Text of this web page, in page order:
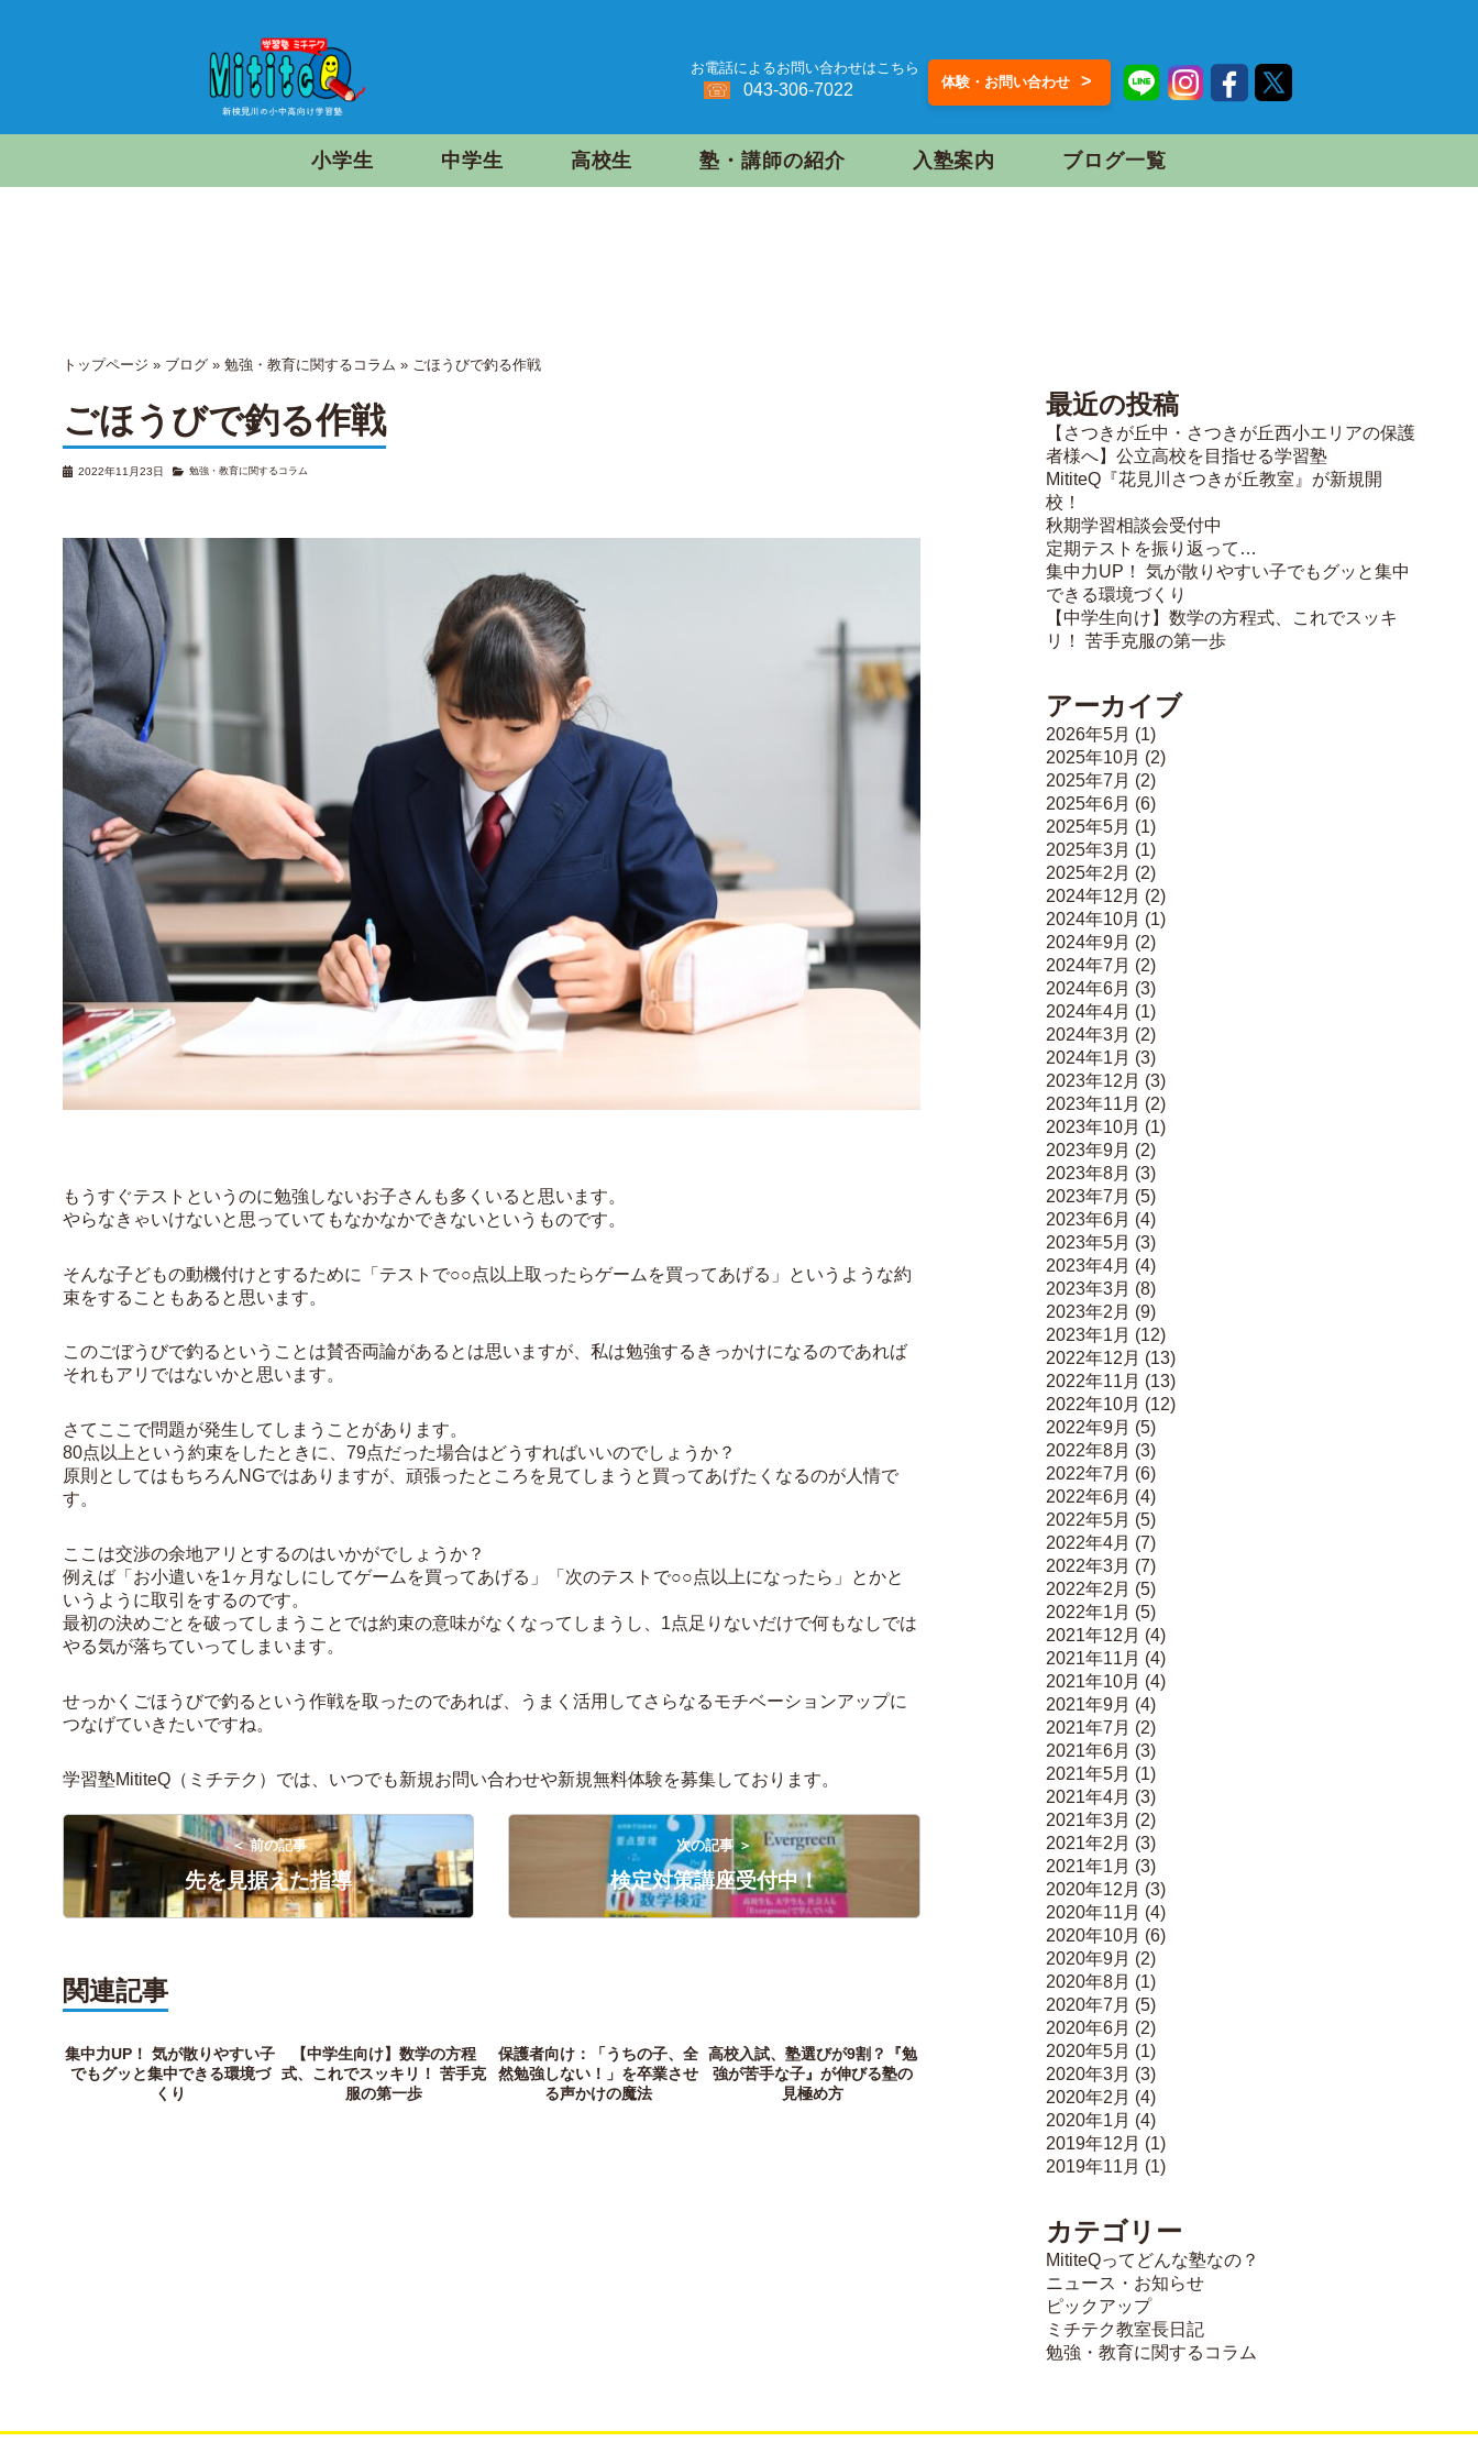
お電話によるお問い合わせはこちら
043-306-7022 体験・お問い合わせ >
小学生 中学生 高校生 塾・講師の紹介 入塾案内 ブログ一覧
トップページ » ブログ » 勉強・教育に関するコラム » ごほうびで釣る作戦
ごほうびで釣る作戦
2022年11月23日 勉強・教育に関するコラム
もうすぐテストというのに勉強しないお子さんも多くいると思います。
やらなきゃいけないと思っていてもなかなかできないというものです。
そんな子どもの動機付けとするために「テストで○○点以上取ったらゲームを買ってあげる」というような約
束をすることもあると思います。
このごぼうびで釣るということは賛否両論があるとは思いますが、私は勉強するきっかけになるのであれば
それもアリではないかと思います。
さてここで問題が発生してしまうことがあります。
80点以上という約束をしたときに、79点だった場合はどうすればいいのでしょうか？
原則としてはもちろんNGではありますが、頑張ったところを見てしまうと買ってあげたくなるのが人情で
す。
ここは交渉の余地アリとするのはいかがでしょうか？
例えば「お小遣いを1ヶ月なしにしてゲームを買ってあげる」「次のテストで○○点以上になったら」とかと
いうように取引をするのです。
最初の決めごとを破ってしまうことでは約束の意味がなくなってしまうし、1点足りないだけで何もなしでは
やる気が落ちていってしまいます。
せっかくごほうびで釣るという作戦を取ったのであれば、うまく活用してさらなるモチベーションアップに
つなげていきたいですね。
学習塾MititeQ（ミチテク）では、いつでも新規お問い合わせや新規無料体験を募集しております。
＜ 前の記事
先を見据えた指導
次の記事 ＞
検定対策講座受付中！
関連記事
集中力UP！ 気が散りやすい子
でもグッと集中できる環境づ
くり
【中学生向け】数学の方程
式、これでスッキリ！ 苦手克
服の第一歩
保護者向け：「うちの子、全
然勉強しない！」を卒業させ
る声かけの魔法
高校入試、塾選びが9割？『勉
強が苦手な子』が伸びる塾の
見極め方
最近の投稿
【さつきが丘中・さつきが丘西小エリアの保護
者様へ】公立高校を目指せる学習塾
MititeQ『花見川さつきが丘教室』が新規開
校！
秋期学習相談会受付中
定期テストを振り返って…
集中力UP！ 気が散りやすい子でもグッと集中
できる環境づくり
【中学生向け】数学の方程式、これでスッキ
リ！ 苦手克服の第一歩
アーカイブ
2026年5月 (1)
2025年10月 (2)
2025年7月 (2)
2025年6月 (6)
2025年5月 (1)
2025年3月 (1)
2025年2月 (2)
2024年12月 (2)
2024年10月 (1)
2024年9月 (2)
2024年7月 (2)
2024年6月 (3)
2024年4月 (1)
2024年3月 (2)
2024年1月 (3)
2023年12月 (3)
2023年11月 (2)
2023年10月 (1)
2023年9月 (2)
2023年8月 (3)
2023年7月 (5)
2023年6月 (4)
2023年5月 (3)
2023年4月 (4)
2023年3月 (8)
2023年2月 (9)
2023年1月 (12)
2022年12月 (13)
2022年11月 (13)
2022年10月 (12)
2022年9月 (5)
2022年8月 (3)
2022年7月 (6)
2022年6月 (4)
2022年5月 (5)
2022年4月 (7)
2022年3月 (7)
2022年2月 (5)
2022年1月 (5)
2021年12月 (4)
2021年11月 (4)
2021年10月 (4)
2021年9月 (4)
2021年7月 (2)
2021年6月 (3)
2021年5月 (1)
2021年4月 (3)
2021年3月 (2)
2021年2月 (3)
2021年1月 (3)
2020年12月 (3)
2020年11月 (4)
2020年10月 (6)
2020年9月 (2)
2020年8月 (1)
2020年7月 (5)
2020年6月 (2)
2020年5月 (1)
2020年3月 (3)
2020年2月 (4)
2020年1月 (4)
2019年12月 (1)
2019年11月 (1)
カテゴリー
MititeQってどんな塾なの？
ニュース・お知らせ
ピックアップ
ミチテク教室長日記
勉強・教育に関するコラム